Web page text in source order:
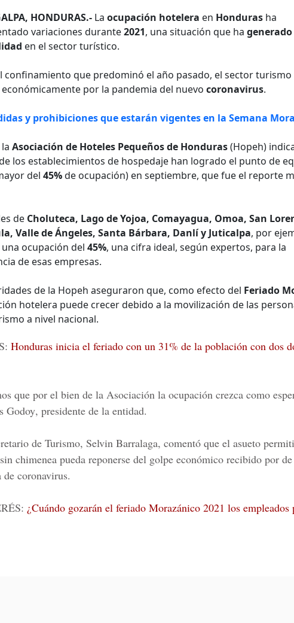
HONDURAS.- La ocupación hotelera en Honduras ha
variaciones durante2021, una situación que ha generado
en el sector turístico.
confinamiento que predominó el año pasado, el sector turismo
por la pandemia del nuevo coronavirus.
y prohibiciones que estarán vigentes en la Semana
Asociación de Hoteles Pequeños de Honduras(Hopeh)
los establecimientos de hospedaje han logrado el punto de
del 45%de ocupación) en septiembre, que fue el reporte
de Choluteca, Lago de Yojoa, Comayagua, Omoa, San
Valle de Ángeles, Santa Bárbara, Danlí y Juticalpa, por
ocupación del 45%, una cifra ideal, según expertos, para la
de esas empresas.
de la Hopeh aseguraron que, como efecto del Feriado
hotelera puede crecer debido a la movilización de las
a nivel nacional.
Honduras inicia el feriado con un 31% de la población con dos
que por el bien de la Asociación la ocupación crezca como
Godoy, presidente de la entidad.
de Turismo, Selvin Barralaga, comentó que el asueto
chimenea pueda reponerse del golpe económico recibido por
de coronavirus.
¿Cuándo gozarán el feriado Morazánico 2021 los empleados